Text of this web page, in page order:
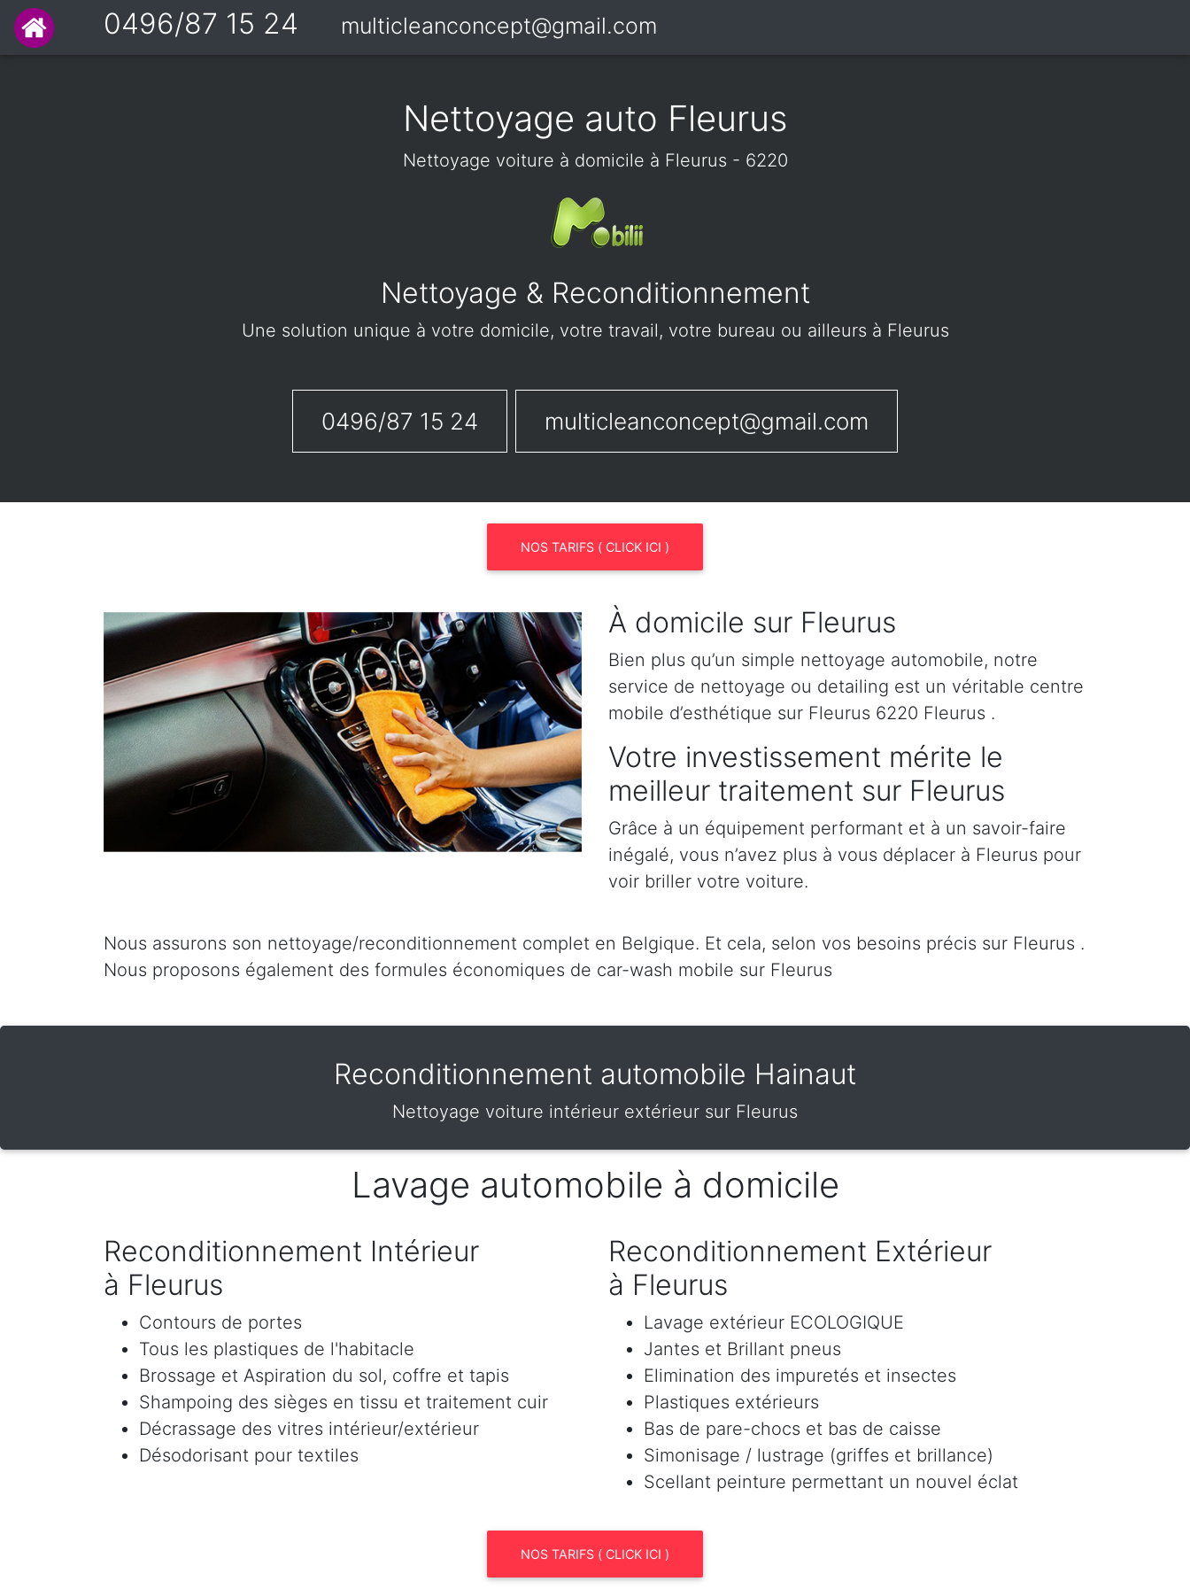
0496/87 15 24 multicleanconcept@gmail.com
Nettoyage auto Fleurus
Nettoyage voiture à domicile à Fleurus - 6220
Nettoyage & Reconditionnement
Une solution unique à votre domicile, votre travail, votre bureau ou ailleurs à Fleurus
0496/87 15 24 multicleanconcept@gmail.com
NOS TARIFS ( CLICK ICI )
À domicile sur Fleurus
Bien plus qu’un simple nettoyage automobile, notre
service de nettoyage ou detailing est un véritable centre
mobile d’esthétique sur Fleurus 6220 Fleurus .
Votre investissement mérite le
meilleur traitement sur Fleurus
Grâce à un équipement performant et à un savoir-faire
inégalé, vous n’avez plus à vous déplacer à Fleurus pour
voir briller votre voiture.
Nous assurons son nettoyage/reconditionnement complet en Belgique. Et cela, selon vos besoins précis sur Fleurus .
Nous proposons également des formules économiques de car-wash mobile sur Fleurus
Reconditionnement automobile Hainaut
Nettoyage voiture intérieur extérieur sur Fleurus
Lavage automobile à domicile
Reconditionnement Intérieur
à Fleurus
Contours de portes
Tous les plastiques de l'habitacle
Brossage et Aspiration du sol, coffre et tapis
Shampoing des sièges en tissu et traitement cuir
Décrassage des vitres intérieur/extérieur
Désodorisant pour textiles
Reconditionnement Extérieur
à Fleurus
Lavage extérieur ECOLOGIQUE
Jantes et Brillant pneus
Elimination des impuretés et insectes
Plastiques extérieurs
Bas de pare-chocs et bas de caisse
Simonisage / lustrage (griffes et brillance)
Scellant peinture permettant un nouvel éclat
NOS TARIFS ( CLICK ICI )